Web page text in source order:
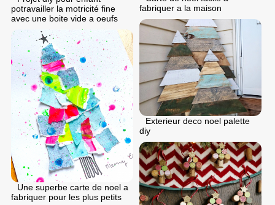
potravailler la motricité fine
avec une boite vide a oeufs
fabriquer a la maison
Exterieur deco noel palette
diy
Une superbe carte de noel a
fabriquer pour les plus petits